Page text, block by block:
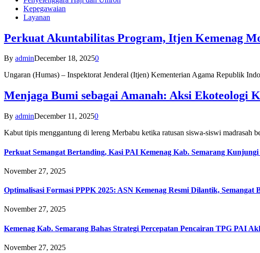
Kepegawaian
Layanan
Perkuat Akuntabilitas Program, Itjen Kemenag
By adminDecember 18, 20250
Ungaran (Humas) – Inspektorat Jenderal (Itjen) Kementerian Agama Republik
Menjaga Bumi sebagai Amanah: Aksi Ekoteologi
By adminDecember 11, 20250
Kabut tipis menggantung di lereng Merbabu ketika ratusan siswa-siswi madrasah
Perkuat Semangat Bertanding, Kasi PAI Kemenag Kab. Semarang
November 27, 2025
Optimalisasi Formasi PPPK 2025: ASN Kemenag Resmi Dilantik,
November 27, 2025
Kemenag Kab. Semarang Bahas Strategi Percepatan Pencairan TPG PAI
November 27, 2025